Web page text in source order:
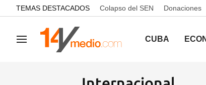
common.go-to-content
TEMAS DESTACADOS Colapso del SEN Donaciones
Navegación CUBA